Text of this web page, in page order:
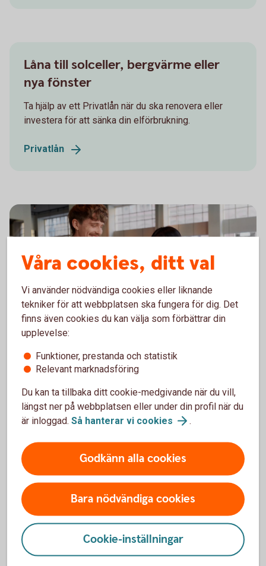
Låna till solceller, bergvärme eller
nya fönster
Ta hjälp av ett Privatlån när du ska renovera eller
investera för att sänka din elförbrukning.
Privatlån
Friends paying at a café with their phone
Små köp, stora fördelar –
använd kreditkortet!
Ska du köpa en ny mikrovågsugn, tv eller kanske en
robotdammsugare? Använd kreditkortet i så fall! Då
ingår drulleförsäkring, prisgaranti och förlängd
Betal- och kreditkortMastercard
Våra cookies, ditt val
Vi använder nödvändiga cookies eller liknande
tekniker för att webbplatsen ska fungera för dig. Det
finns även cookies du kan välja som förbättrar din
upplevelse:
Funktioner, prestanda och statistik
Relevant marknadsföring
Du kan ta tillbaka ditt cookie-medgivande när du vill,
längst ner på webbplatsen eller under din profil när du
är inloggad. Så hanterar vi cookies .
Godkänn alla cookies
Bara nödvändiga cookies
Cookie-inställningar